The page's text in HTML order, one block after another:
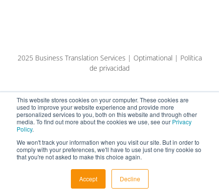
This website stores cookies on your computer. These cookies are
used to improve your website experience and provide more
personalized services to you, both on this website and through other
media. To find out more about the cookies we use, see our Privacy
Policy.
We won't track your information when you visit our site. But in order to
comply with your preferences, we'll have to use just one tiny cookie so
that you're not asked to make this choice again.
Accept Decline
2025 Business Translation Services | Optimational | Política
de privacidad
Español Eesti keel (AI-tõlge)